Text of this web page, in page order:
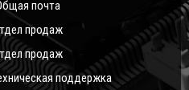
почта
продаж
продаж
поддержка